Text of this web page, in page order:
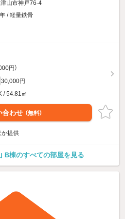
津山市神戸76-4
/ 軽量鉄骨
円）
30,000円
/ 54.81㎡
合わせ （無料）
か提供
B棟のすべての部屋を見る